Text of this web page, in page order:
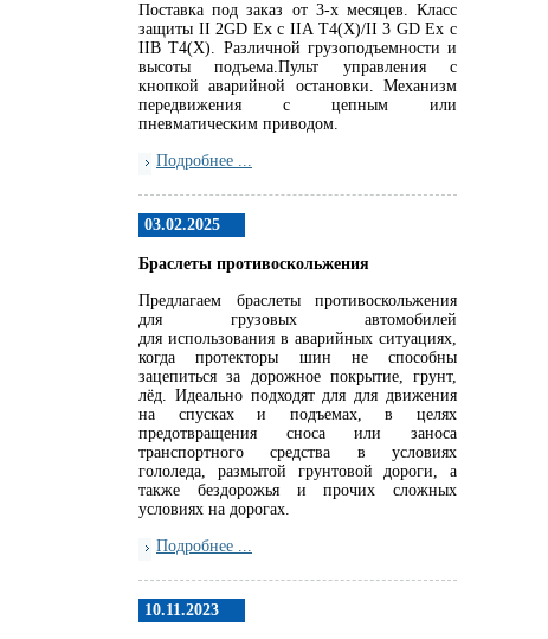
Поставка под заказ от 3-х месяцев. Класс
защиты II 2GD Ex c IIA T4(X)/II 3 GD Ex c
IIB T4(X). Различной грузоподъемности и
высоты подъема.Пульт управления с
кнопкой аварийной остановки. Механизм
передвижения с цепным или
пневматическим приводом.
Подробнее ...
03.02.2025
Браслеты противоскольжения
Предлагаем браслеты противоскольжения
для грузовых автомобилей
для использования в аварийных ситуациях,
когда протекторы шин не способны
зацепиться за дорожное покрытие, грунт,
лёд. Идеально подходят для для движения
на спусках и подъемах, в целях
предотвращения сноса или заноса
транспортного средства в условиях
гололеда, размытой грунтовой дороги, а
также бездорожья и прочих сложных
условиях на дорогах.
Подробнее ...
10.11.2023